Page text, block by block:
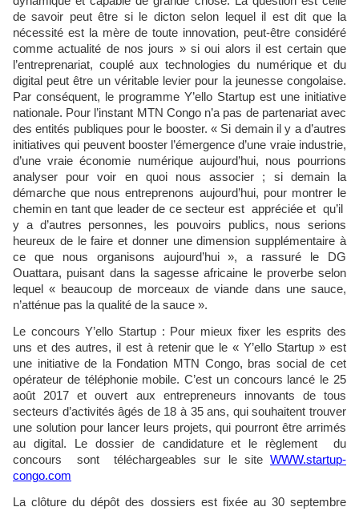
de savoir peut être si le dicton selon lequel il est dit que la
nécessité est la mère de toute innovation, peut-être considéré
comme actualité de nos jours » si oui alors il est certain que
l’entreprenariat, couplé aux technologies du numérique et du
digital peut être un véritable levier pour la jeunesse congolaise.
Par conséquent, le programme Y’ello Startup est une initiative
nationale. Pour l’instant MTN Congo n’a pas de partenariat avec
des entités publiques pour le booster. « Si demain il y a d’autres
initiatives qui peuvent booster l’émergence d’une vraie industrie,
d’une vraie économie numérique aujourd’hui, nous pourrions
analyser pour voir en quoi nous associer ; si demain la
démarche que nous entreprenons aujourd’hui, pour montrer le
chemin en tant que leader de ce secteur est appréciée et qu’il
y a d’autres personnes, les pouvoirs publics, nous serions
heureux de le faire et donner une dimension supplémentaire à
ce que nous organisons aujourd’hui », a rassuré le DG
Ouattara, puisant dans la sagesse africaine le proverbe selon
lequel « beaucoup de morceaux de viande dans une sauce,
n’atténue pas la qualité de la sauce ».
Le concours Y’ello Startup : Pour mieux fixer les esprits des
uns et des autres, il est à retenir que le « Y’ello Startup » est
une initiative de la Fondation MTN Congo, bras social de cet
opérateur de téléphonie mobile. C’est un concours lancé le 25
août 2017 et ouvert aux entrepreneurs innovants de tous
secteurs d’activités âgés de 18 à 35 ans, qui souhaitent trouver
une solution pour lancer leurs projets, qui pourront être arrimés
au digital. Le dossier de candidature et le règlement du
concours sont téléchargeables sur le site WWW.startup-
congo.com
La clôture du dépôt des dossiers est fixée au 30 septembre